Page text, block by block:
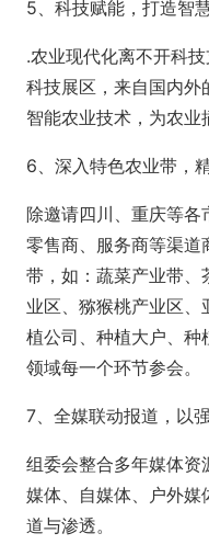
5、科技赋能，打造智
.农业现代化离不开科
科技展区，来自国内外
智能农业技术，为农业
6、深入特色农业带，
除邀请四川、重庆等各
零售商、服务商等渠道
带，如：蔬菜产业带、
业区、猕猴桃产业区
植公司、种植大户、种
领域每一个环节参会。
7、全媒联动报道，以
组委会整合多年媒体
媒体、自媒体、户外媒
道与渗透。